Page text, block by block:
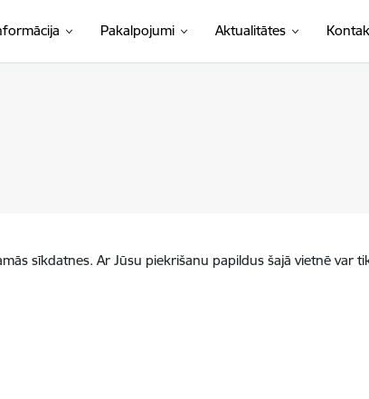
Pakalpojumi Aktualitātes
sīkdatnes. Ar Jūsu piekrišanu papildus šajā vietnē var